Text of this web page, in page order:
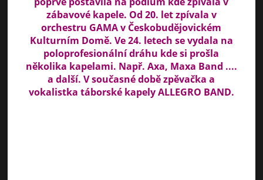
zábavové kapele. Od 20. let zpívala v
orchestru GAMA v Českobudějovickém
Kulturním Domě. Ve 24. letech se vydala na
poloprofesionální dráhu kde si prošla
několika kapelami. Např. Axa, Maxa Band ....
a další. V současné době zpěvačka a
vokalistka táborské kapely ALLEGRO BAND.